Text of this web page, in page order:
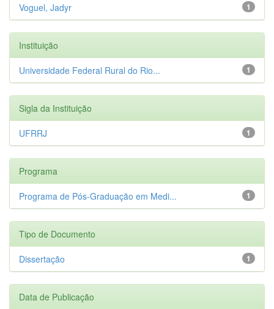
1
Voguel, Jadyr
Instituição
1
Universidade Federal Rural do Rio...
Sigla da Instituição
1
UFRRJ
Programa
1
Programa de Pós-Graduação em Medi...
Tipo de Documento
1
Dissertação
Data de Publicação